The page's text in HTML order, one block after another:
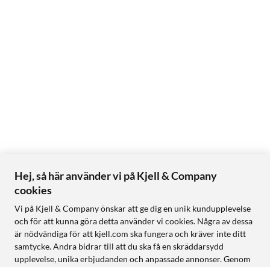
Hej, så här använder vi på Kjell & Company
cookies
Vi på Kjell & Company önskar att ge dig en unik kundupplevelse
och för att kunna göra detta använder vi cookies. Några av dessa
är nödvändiga för att kjell.com ska fungera och kräver inte ditt
samtycke. Andra bidrar till att du ska få en skräddarsydd
upplevelse, unika erbjudanden och anpassade annonser. Genom